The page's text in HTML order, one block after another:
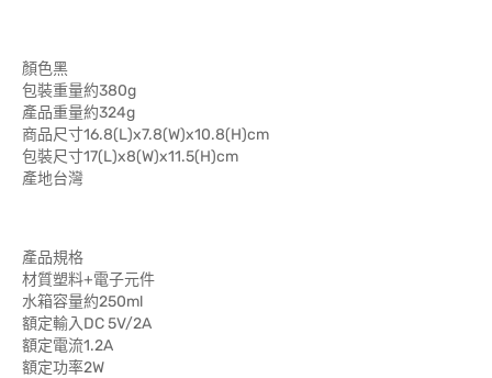
顏色黑
包裝重量約380g
產品重量約324g
商品尺寸16.8(L)x7.8(W)x10.8(H)cm
包裝尺寸17(L)x8(W)x11.5(H)cm
產地台灣
產品規格
材質塑料+電子元件
水箱容量約250ml
額定輸入DC 5V/2A
額定電流1.2A
額定功率2W